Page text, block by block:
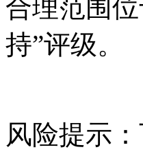
合理范围
持”评级。
风险提示